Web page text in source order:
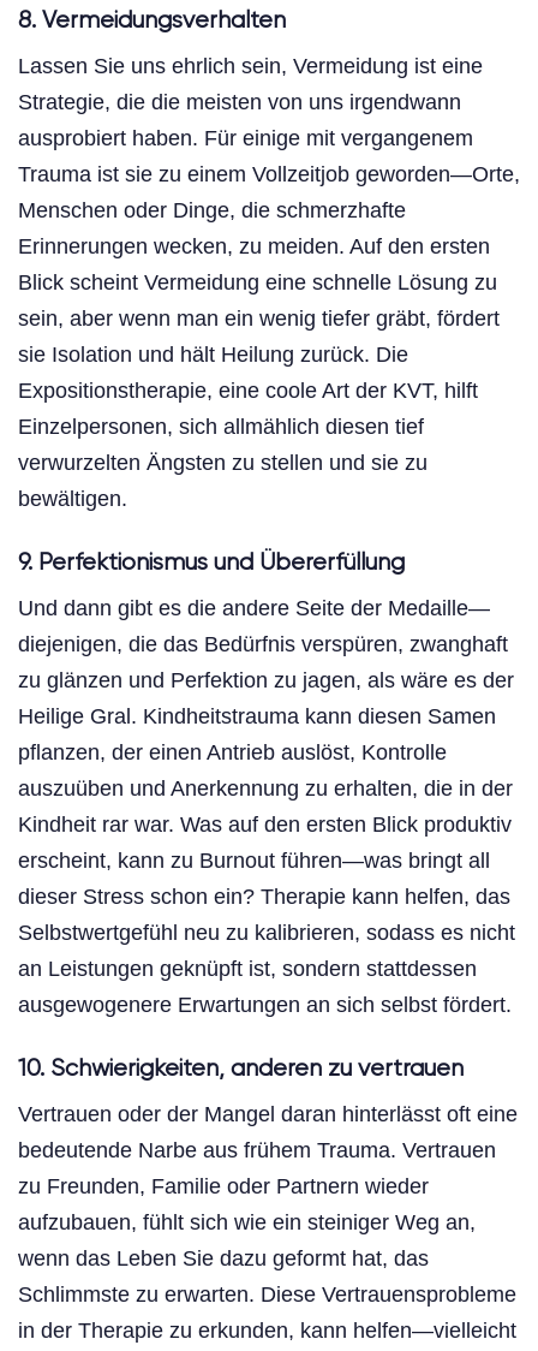
8. Vermeidungsverhalten
Lassen Sie uns ehrlich sein, Vermeidung ist eine
Strategie, die die meisten von uns irgendwann
ausprobiert haben. Für einige mit vergangenem
Trauma ist sie zu einem Vollzeitjob geworden—Orte,
Menschen oder Dinge, die schmerzhafte
Erinnerungen wecken, zu meiden. Auf den ersten
Blick scheint Vermeidung eine schnelle Lösung zu
sein, aber wenn man ein wenig tiefer gräbt, fördert
sie Isolation und hält Heilung zurück. Die
Expositionstherapie, eine coole Art der KVT, hilft
Einzelpersonen, sich allmählich diesen tief
verwurzelten Ängsten zu stellen und sie zu
bewältigen.
9. Perfektionismus und Übererfüllung
Und dann gibt es die andere Seite der Medaille—
diejenigen, die das Bedürfnis verspüren, zwanghaft
zu glänzen und Perfektion zu jagen, als wäre es der
Heilige Gral. Kindheitstrauma kann diesen Samen
pflanzen, der einen Antrieb auslöst, Kontrolle
auszuüben und Anerkennung zu erhalten, die in der
Kindheit rar war. Was auf den ersten Blick produktiv
erscheint, kann zu Burnout führen—was bringt all
dieser Stress schon ein? Therapie kann helfen, das
Selbstwertgefühl neu zu kalibrieren, sodass es nicht
an Leistungen geknüpft ist, sondern stattdessen
ausgewogenere Erwartungen an sich selbst fördert.
10. Schwierigkeiten, anderen zu vertrauen
Vertrauen oder der Mangel daran hinterlässt oft eine
bedeutende Narbe aus frühem Trauma. Vertrauen
zu Freunden, Familie oder Partnern wieder
aufzubauen, fühlt sich wie ein steiniger Weg an,
wenn das Leben Sie dazu geformt hat, das
Schlimmste zu erwarten. Diese Vertrauensprobleme
in der Therapie zu erkunden, kann helfen—vielleicht